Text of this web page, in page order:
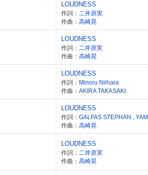
LOUDNESS
作詞： 二井原実
作曲： 高崎晃
LOUDNESS
作詞： 二井原実
作曲： 高崎晃
LOUDNESS
作詞： Minoru Niihara
作曲： AKIRA TAKASAKI
LOUDNESS
作詞： GALFAS STEPHAN
YAMADA MASAKI
作曲： 高崎晃
LOUDNESS
作詞： 二井原実
作曲： 高崎晃